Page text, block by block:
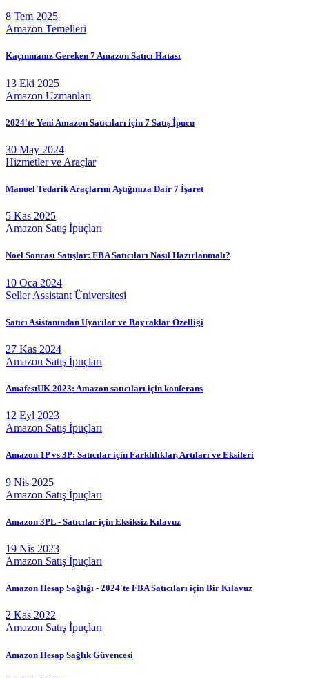
8 Tem 2025
Amazon Temelleri
Kaçınmanız Gereken 7 Amazon Satıcı Hatası
13 Eki 2025
Amazon Uzmanları
2024'te Yeni Amazon Satıcıları için 7 Satış İpucu
30 May 2024
Hizmetler ve Araçlar
Manuel Tedarik Araçlarını Aştığınıza Dair 7 İşaret
5 Kas 2025
Amazon Satış İpuçları
Noel Sonrası Satışlar: FBA Satıcıları Nasıl Hazırlanmalı?
10 Oca 2024
Seller Assistant Üniversitesi
Satıcı Asistanından Uyarılar ve Bayraklar Özelliği
27 Kas 2024
Amazon Satış İpuçları
AmafestUK 2023: Amazon satıcıları için konferans
12 Eyl 2023
Amazon Satış İpuçları
Amazon 1P vs 3P: Satıcılar için Farklılıklar, Artıları ve Eksileri
9 Nis 2025
Amazon Satış İpuçları
Amazon 3PL - Satıcılar için Eksiksiz Kılavuz
19 Nis 2023
Amazon Satış İpuçları
Amazon Hesap Sağlığı - 2024'te FBA Satıcıları için Bir Kılavuz
2 Kas 2022
Amazon Satış İpuçları
Amazon Hesap Sağlık Güvencesi